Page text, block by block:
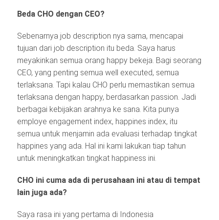
Beda CHO dengan CEO?
Sebenarnya job description nya sama, mencapai
tujuan dari job description itu beda. Saya harus
meyakinkan semua orang happy bekeja. Bagi seorang
CEO, yang penting semua well executed, semua
terlaksana. Tapi kalau CHO perlu memastikan semua
terlaksana dengan happy, berdasarkan passion. Jadi
berbagai kebijakan arahnya ke sana. Kita punya
employe engagement index, happines index, itu
semua untuk menjamin ada evaluasi terhadap tingkat
happines yang ada. Hal ini kami lakukan tiap tahun
untuk meningkatkan tingkat happiness ini.
CHO ini cuma ada di perusahaan ini atau di tempat
lain juga ada?
Saya rasa ini yang pertama di Indonesia